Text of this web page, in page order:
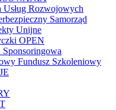
Usług Rozwojowych
Samorząd
Unijne
OPEN
Sponsoringowa
Fundusz Szkoleniowy